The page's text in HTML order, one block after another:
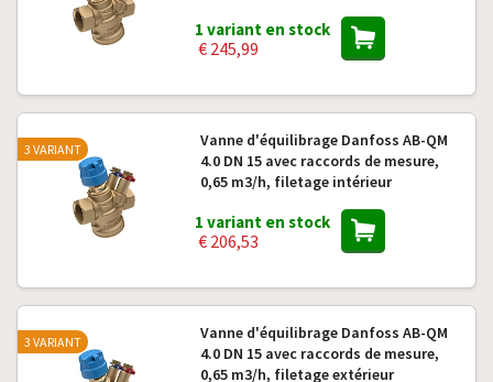
1 variant en stock
€ 245,99
Vanne d'équilibrage Danfoss AB-QM
4.0 DN 15 avec raccords de mesure,
0,65 m3/h, filetage intérieur
1 variant en stock
€ 206,53
3 VARIANT
Vanne d'équilibrage Danfoss AB-QM
4.0 DN 15 avec raccords de mesure,
0,65 m3/h, filetage extérieur
3 VARIANT